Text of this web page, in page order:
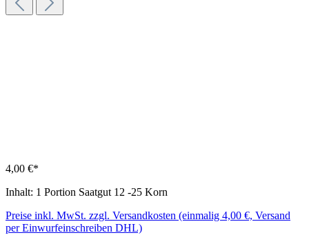
4,00 €*
Inhalt: 1 Portion Saatgut 12 -25 Korn
Preise inkl. MwSt. zzgl. Versandkosten (einmalig 4,00 €, Versand
per Einwurfeinschreiben DHL)